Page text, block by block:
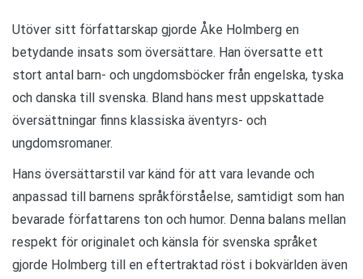
Utöver sitt författarskap gjorde Åke Holmberg en
betydande insats som översättare. Han översatte ett
stort antal barn- och ungdomsböcker från engelska, tyska
och danska till svenska. Bland hans mest uppskattade
översättningar finns klassiska äventyrs- och
ungdomsromaner.
Hans översättarstil var känd för att vara levande och
anpassad till barnens språkförståelse, samtidigt som han
bevarade författarens ton och humor. Denna balans mellan
respekt för originalet och känsla för svenska språket
gjorde Holmberg till en eftertraktad röst i bokvärlden även